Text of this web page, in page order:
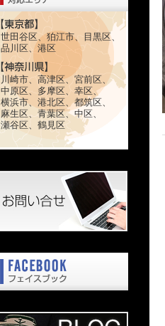
世田谷区、狛江市、目黒区、
品川区、港区
川崎市、高津区、宮前区、
中原区、多摩区、幸区、
横浜市、港北区、都筑区、
麻生区、青葉区、中区、
瀬谷区、鶴見区